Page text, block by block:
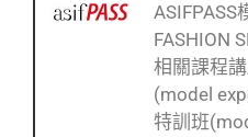
ASIFPASS
FASHION
相關課程
(model
特訓班